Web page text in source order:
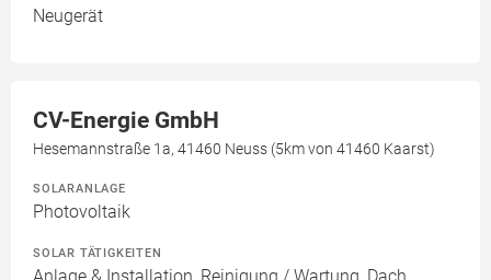
Neugerät
CV-Energie GmbH
Hesemannstraße 1a, 41460 Neuss (5km von 41460 Kaarst)
SOLARANLAGE
Photovoltaik
SOLAR TÄTIGKEITEN